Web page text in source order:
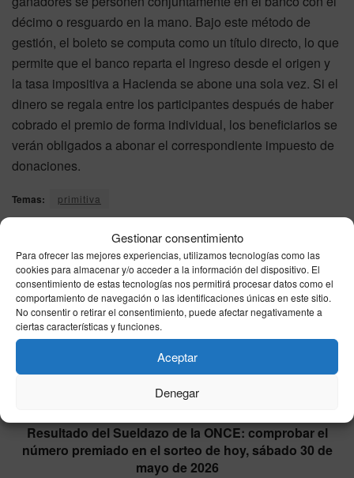
Gestionar consentimiento
Para ofrecer las mejores experiencias, utilizamos tecnologías como las
cookies para almacenar y/o acceder a la información del dispositivo. El
consentimiento de estas tecnologías nos permitirá procesar datos como el
comportamiento de navegación o las identificaciones únicas en este sitio.
No consentir o retirar el consentimiento, puede afectar negativamente a
ciertas características y funciones.
Aceptar
Denegar
décimo o resguardo en la mano. Bajo este método de
gestión, el boleto se computa como un título directo, lo que
permite que el banco reparta el ingreso desde el origen y
la tasa impositiva a Hacienda se abone una sola vez. Si el
dinero se regala entre los participantes después de haber
cobrado el premio de forma individual, los beneficiarios se
verán obligados a abonar el correspondiente impuesto de
donaciones.
Temas: primitiva
Noticia anterior
Resultado de la Bonoloto: comprobar el número
premiado en el sorteo de hoy, sábado 30 de mayo de
2026
Resultado del Sueldazo de la ONCE: comprobar el
número premiado en el sorteo de hoy, sábado 30 de
mayo de 2026